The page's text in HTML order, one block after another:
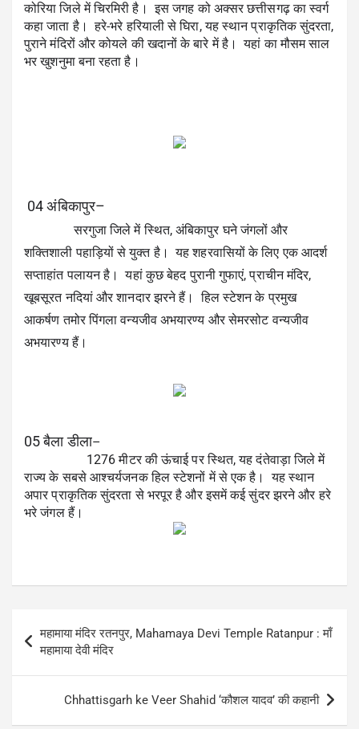
कोरिया जिले में चिरमिरी है।  इस जगह को अक्सर छत्तीसगढ़ का स्वर्ग
कहा जाता है।  हरे-भरे हरियाली से घिरा, यह स्थान प्राकृतिक सुंदरता,
पुराने मंदिरों और कोयले की खदानों के बारे में है।  यहां का मौसम साल
भर खुशनुमा बना रहता है।
04 अंबिकापुर–
               सरगुजा जिले में स्थित, अंबिकापुर घने जंगलों और
शक्तिशाली पहाड़ियों से युक्त है।  यह शहरवासियों के लिए एक आदर्श
सप्ताहांत पलायन है।  यहां कुछ बेहद पुरानी गुफाएं, प्राचीन मंदिर,
खूबसूरत नदियां और शानदार झरने हैं।  हिल स्टेशन के प्रमुख
आकर्षण तमोर पिंगला वन्यजीव अभयारण्य और सेमरसोट वन्यजीव
अभयारण्य हैं।
05 बैला डीला–
राज्य के सबसे आश्चर्यजनक हिल स्टेशनों में से एक है।  यह स्थान
अपार प्राकृतिक सुंदरता से भरपूर है और इसमें कई सुंदर झरने और हरे
भरे जंगल हैं।
navigation
महामाया मंदिर रतनपुर, Mahamaya Devi Temple Ratanpur : माँ
महामाया देवी मंदिर
Chhattisgarh ke Veer Shahid ‘कौशल यादव’ की कहानी